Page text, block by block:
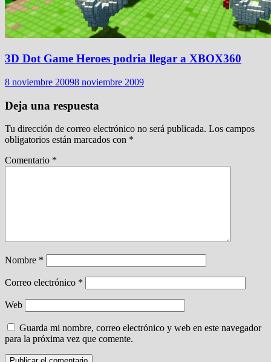
3D Dot Game Heroes podria llegar a XBOX360
8 noviembre 20098 noviembre 2009
Deja una respuesta
Tu dirección de correo electrónico no será publicada. Los campos
obligatorios están marcados con *
Comentario *
Nombre *
Correo electrónico *
Web
Guarda mi nombre, correo electrónico y web en este navegador
para la próxima vez que comente.